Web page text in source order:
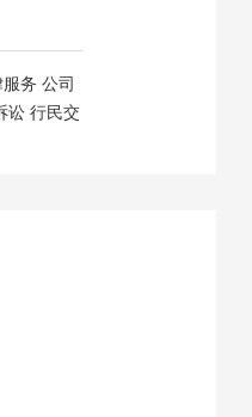
务 公司
讼 行民交